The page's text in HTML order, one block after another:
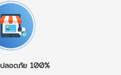
ปลอดภัย 100%